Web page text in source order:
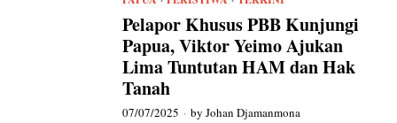
Pelapor Khusus PBB Kunjungi
Papua, Viktor Yeimo Ajukan
Lima Tuntutan HAM dan Hak
Tanah
07/07/2025 byJohan Djamanmona